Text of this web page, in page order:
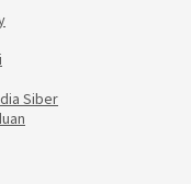
Siber